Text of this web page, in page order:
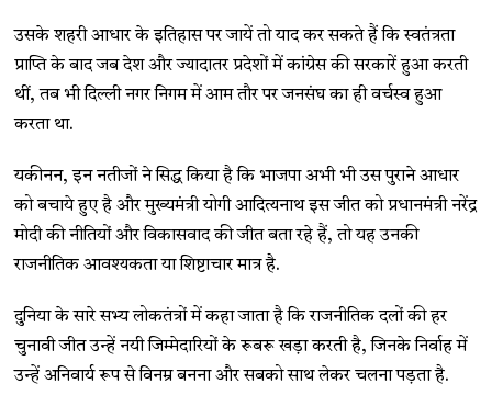
उसके शहरी आधार के इतिहास पर जायें तो याद कर सकते हैं कि स्वतंत्रता
प्राप्ति के बाद जब देश और ज्यादातर प्रदेशों में कांग्रेस की सरकारें हुआ करती
थीं, तब भी दिल्ली नगर निगम में आम तौर पर जनसंघ का ही वर्चस्व हुआ
करता था.
यकीनन, इन नतीजों ने सिद्ध किया है कि भाजपा अभी भी उस पुराने आधार
को बचाये हुए है और मुख्यमंत्री योगी आदित्यनाथ इस जीत को प्रधानमंत्री नरेंद्र
मोदी की नीतियों और विकासवाद की जीत बता रहे हैं, तो यह उनकी
राजनीतिक आवश्यकता या शिष्टाचार मात्र है.
दुनिया के सारे सभ्य लोकतंत्रों में कहा जाता है कि राजनीतिक दलों की हर
चुनावी जीत उन्हें नयी जिम्मेदारियों के रूबरू खड़ा करती है, जिनके निर्वाह में
उन्हें अनिवार्य रूप से विनम्र बनना और सबको साथ लेकर चलना पड़ता है.